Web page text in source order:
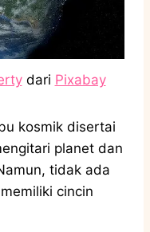
dari Pixabay
kosmik disertai
planet dan
tidak ada
cincin